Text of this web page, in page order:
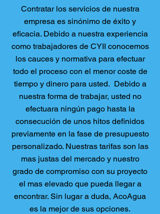
Contratar los servicios de nuestra
empresa es sinónimo de éxito y
eficacia. Debido a nuestra experiencia
como trabajadores de CYII conocemos
los cauces y normativa para efectuar
todo el proceso con el menor coste de
tiempo y dinero para usted. Debido a
nuestra forma de trabajar, usted no
efectuara ningún pago hasta la
consecución de unos hitos definidos
previamente en la fase de presupuesto
personalizado. Nuestras tarifas son las
mas justas del mercado y nuestro
grado de compromiso con su proyecto
el mas elevado que pueda llegar a
encontrar. Sin lugar a duda, AcoAgua
es la mejor de sus opciones.